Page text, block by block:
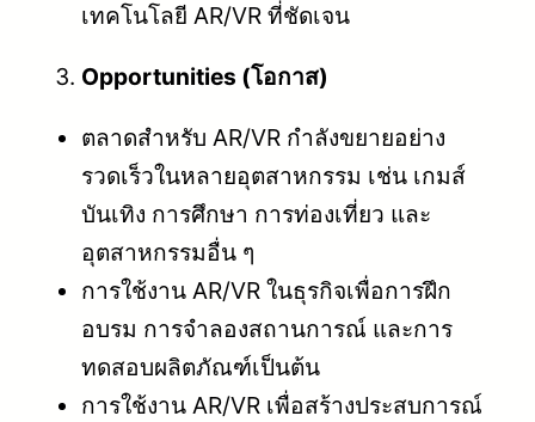
เทคโนโลยี AR/VR ที่ชัดเจน
Opportunities (โอกาส)
ตลาดสำหรับ AR/VR กำลังขยายอย่าง
รวดเร็วในหลายอุตสาหกรรม เช่น เกมส์
บันเทิง การศึกษา การท่องเที่ยว และ
อุตสาหกรรมอื่น ๆ
การใช้งาน AR/VR ในธุรกิจเพื่อการฝึก
อบรม การจำลองสถานการณ์ และการ
ทดสอบผลิตภัณฑ์เป็นต้น
การใช้งาน AR/VR เพื่อสร้างประสบการณ์